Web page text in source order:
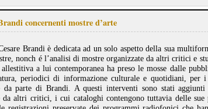
concernenti mostre d’arte
Brandi è dedicata ad un solo aspetto della sua
nonch é l’analisi di mostre organizzate da altri critici e
a lui contemporanea ha preso le mosse dalle
periodici di informazione culturale e quotidiani,
da parte di Brandi. A questi interventi sono stati
da altri critici, i cui cataloghi contengono tuttavia delle sue